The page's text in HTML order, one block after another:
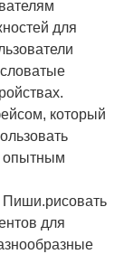
для
который
опытным
Пиши.рисовать
для